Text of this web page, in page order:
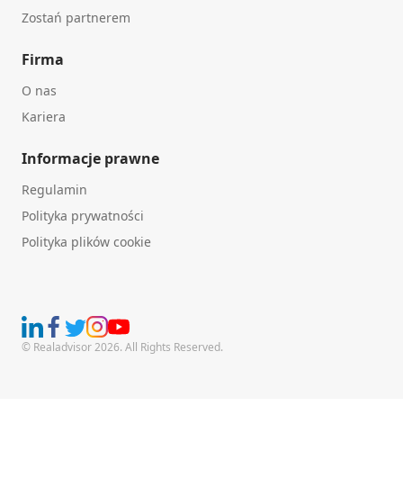
Zostań partnerem
Firma
O nas
Kariera
Informacje prawne
Regulamin
Polityka prywatności
Polityka plików cookie
© Realadvisor 2026. All Rights Reserved.